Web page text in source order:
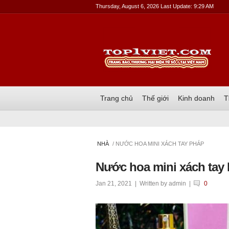
Thursday, August 6, 2026 Last Update: 9:29 AM
Trang chủ Thế giới Kinh doanh
NHÀ / NƯỚC HOA MINI XÁCH TAY PHÁP
Nước hoa mini xách tay
Jan 21, 2021 | Written by admin 0